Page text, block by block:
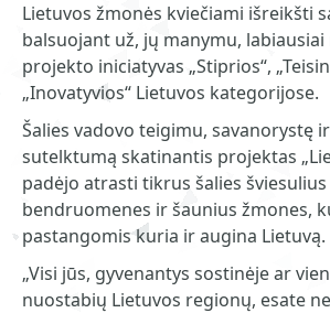
Lietuvos žmonės kviečiami išreikšti
balsuojant už, jų manymu,
projekto iniciatyvas „Stiprios“,
„Inovatyvios“ Lietuvos kategorijose.
Šalies vadovo teigimu, savanorystę
sutelktumą skatinantis projektas
padėjo atrasti tikrus šalies
bendruomenes ir šaunius žmones,
pastangomis kuria ir augina Lietuvą.
„Visi jūs, gyvenantys sostinėje ar
nuostabių Lietuvos regionų, esate